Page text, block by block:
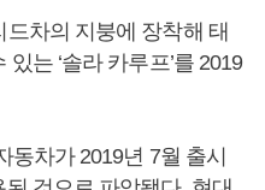
차의 지붕에 장착해 태
는 ‘솔라 카루프’를 2019
차가 2019년 7월 출시